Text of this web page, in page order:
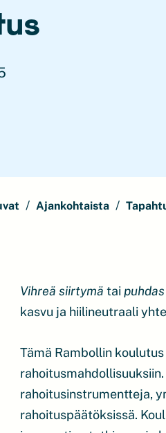
Ajankohtaista
Vihreä siirtymä tai
kasvu ja hiilineutraali
Tämä Rambollin
rahoitusinstrumentteja,
rahoituspäätöksissä.